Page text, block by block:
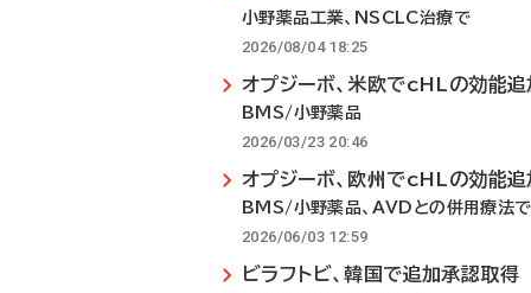
小野薬品工業、NSCLC治療で
2026/08/04 18:25
オプジーボ、米欧でcHLの効能追
BMS/小野薬品
2026/03/23 20:46
オプジーボ、欧州でcHLの効能追
BMS/小野薬品、AVDとの併用療法で
2026/06/03 12:59
ビラフトビ、韓国で追加承認取得